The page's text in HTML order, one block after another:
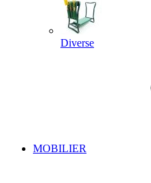
Diverse
MOBILIER